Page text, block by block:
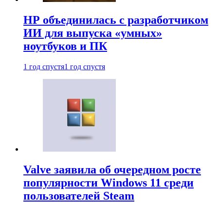
HP объединилась с разработчиком
ИИ для выпуска «умных»
ноутбуков и ПК
1 год спустя1 год спустя
Valve заявила об очередном росте
популярности Windows 11 среди
пользователей Steam